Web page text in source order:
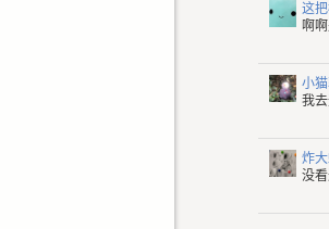
这
啊
小
我
炸
没